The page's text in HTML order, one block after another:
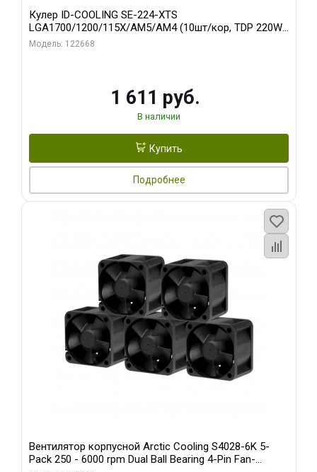
Кулер ID-COOLING SE-224-XTS
LGA1700/1200/115X/AM5/AM4 (10шт/кор, TDP 220W,
PWM, 4 тепл.трубки прямого контакта, FAN 120mm)
Модель: 122668
1 611 руб.
В наличии
Купить
Подробнее
Вентилятор корпусной Arctic Cooling S4028-6K 5-
Pack 250 - 6000 rpm Dual Ball Bearing 4-Pin Fan-